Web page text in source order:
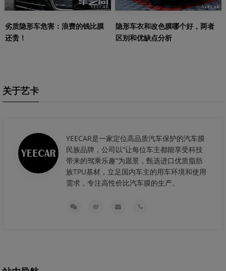
劣质隐形车危害：浪费的钱比膜
还贵！
隐形车衣和改色膜哪个好，两者
区别和优缺点分析
关于艺卡
YEECAR是一家定位高品质汽车保护的汽车膜
民族品牌，公司以“让每位车主都能享受科技
带来的驾乘乐趣”为愿景，甄选进口优质脂肪
族TPU基材，立足国内车主的用车环境和使用
需求，专注高性价比汽车膜的生产。